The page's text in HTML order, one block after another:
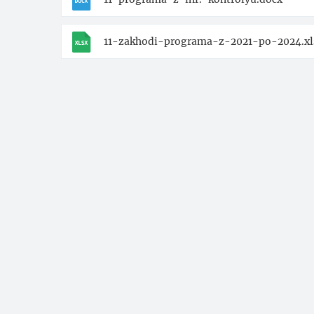
11-zakhodi-programa-z-2021-po-